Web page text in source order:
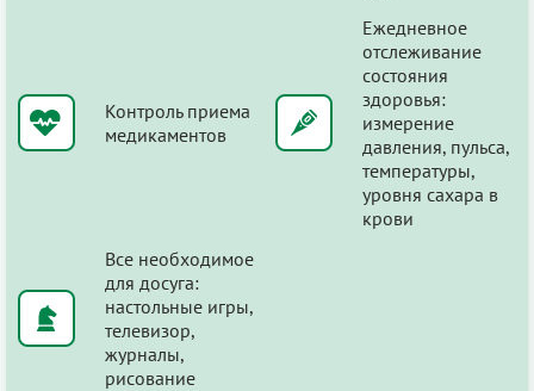
Контроль приема
медикаментов
Ежедневное
отслеживание
состояния
здоровья:
измерение
давления, пульса,
температуры,
уровня сахара в
крови
Все необходимое
для досуга:
настольные игры,
телевизор,
журналы,
рисование